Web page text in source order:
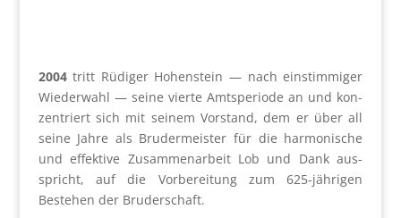
2004tritt Rüdi­ger Hohen­stein — nach ein­stim­mi­ger
Wie­der­wahl — sei­ne vier­te Amts­pe­ri­ode an und kon­
zen­triert sich mit sei­nem Vor­stand, dem er über all
sei­ne Jah­re als Bru­der­meis­ter für die har­mo­ni­sche
und effek­ti­ve Zusam­men­ar­beit Lob und Dank aus­
spricht, auf die Vor­be­rei­tung zum 625-jäh­ri­gen
Bestehen der Bru­der­schaft.